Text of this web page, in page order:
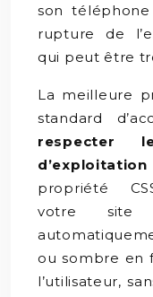
son
rupture de
qui peut être
La meilleure
standard
respecter
propriété
votre site
ou sombre en
l’utilisateur,